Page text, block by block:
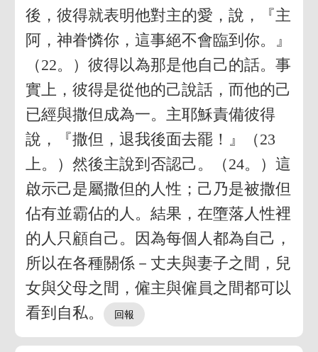
後，彼得就表明他對主的愛，說，『主
阿，神眷憐你，這事絕不會臨到你。』
（22。）彼得以為那是他自己的話。事
實上，彼得是從他的己說話，而他的己
已經與撒但成為一。主耶穌責備彼得
說，『撒但，退我後面去罷！』（23
上。）然後主說到否認己。（24。）這
啟示己是屬撒但的人性；己乃是被撒但
佔有並霸佔的人。結果，在墮落人性裡
的人只顧自己。因為每個人都為自己，
所以在各種關係－丈夫與妻子之間，兒
女與父母之間，僱主與僱員之間都可以
看到自私。